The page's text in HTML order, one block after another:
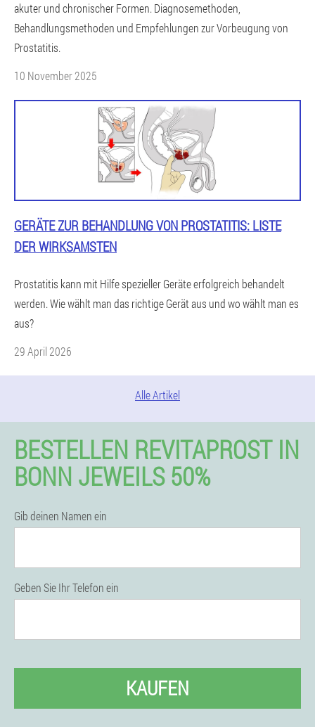
akuter und chronischer Formen. Diagnosemethoden,
Behandlungsmethoden und Empfehlungen zur Vorbeugung von
Prostatitis.
10 November 2025
GERÄTE ZUR BEHANDLUNG VON PROSTATITIS: LISTE
DER WIRKSAMSTEN
Prostatitis kann mit Hilfe spezieller Geräte erfolgreich behandelt
werden. Wie wählt man das richtige Gerät aus und wo wählt man es
aus?
29 April 2026
Alle Artikel
BESTELLEN REVITAPROST IN
BONN JEWEILS 50%
Gib deinen Namen ein
Geben Sie Ihr Telefon ein
KAUFEN